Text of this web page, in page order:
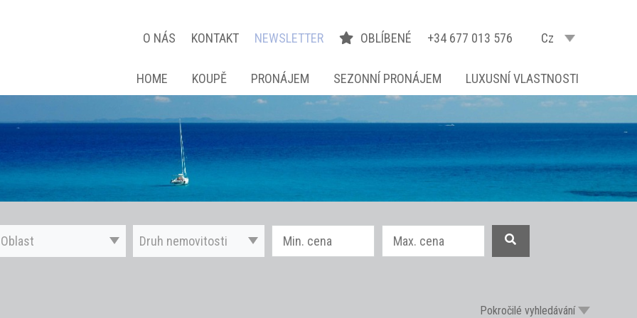
O NÁS KONTAKT NEWSLETTER OBLÍBENÉ +34 677 013 576 Cz
HOME KOUPĚ PRONÁJEM SEZONNÍ PRONÁJEM LUXUSNÍ VLASTNOSTI
Oblast Druh nemovitosti
Pokročilé vyhledávání